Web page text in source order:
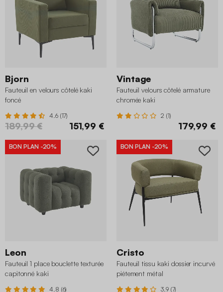
Bjorn
Fauteuil en velours côtelé kaki
foncé
4.6 (17)
189,99 € 151,99 €
Vintage
Fauteuil velours côtelé armature
chromée kaki
2 (1)
179,99 €
BON PLAN -20%
Leon
Fauteuil 1 place bouclette texturée
capitonné kaki
4.8 (6)
BON PLAN -20%
Cristo
Fauteuil tissu kaki dossier incurvé
piétement métal
3.9 (7)